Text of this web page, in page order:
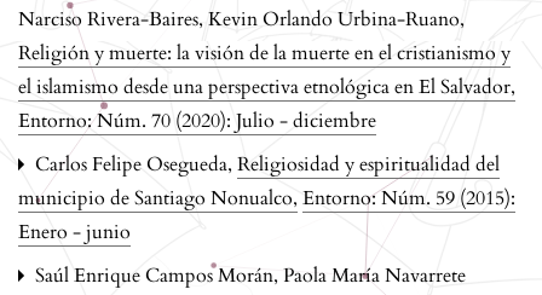
Narciso Rivera-Baires, Kevin Orlando Urbina-Ruano,
Religión y muerte: la visión de la muerte en el cristianismo y
el islamismo desde una perspectiva etnológica en El Salvador,
Entorno: Núm. 70 (2020): Julio - diciembre
Carlos Felipe Osegueda, Religiosidad y espiritualidad del
municipio de Santiago Nonualco, Entorno: Núm. 59 (2015):
Enero - junio
Saúl Enrique Campos Morán, Paola María Navarrete